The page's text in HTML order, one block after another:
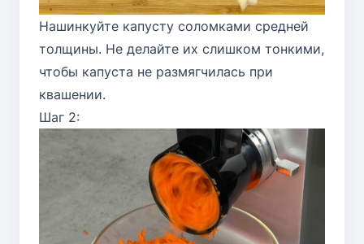
Нашинкуйте капусту соломками средней
толщины. Не делайте их слишком тонкими,
чтобы капуста не размягчилась при
квашении.
Шаг 2: